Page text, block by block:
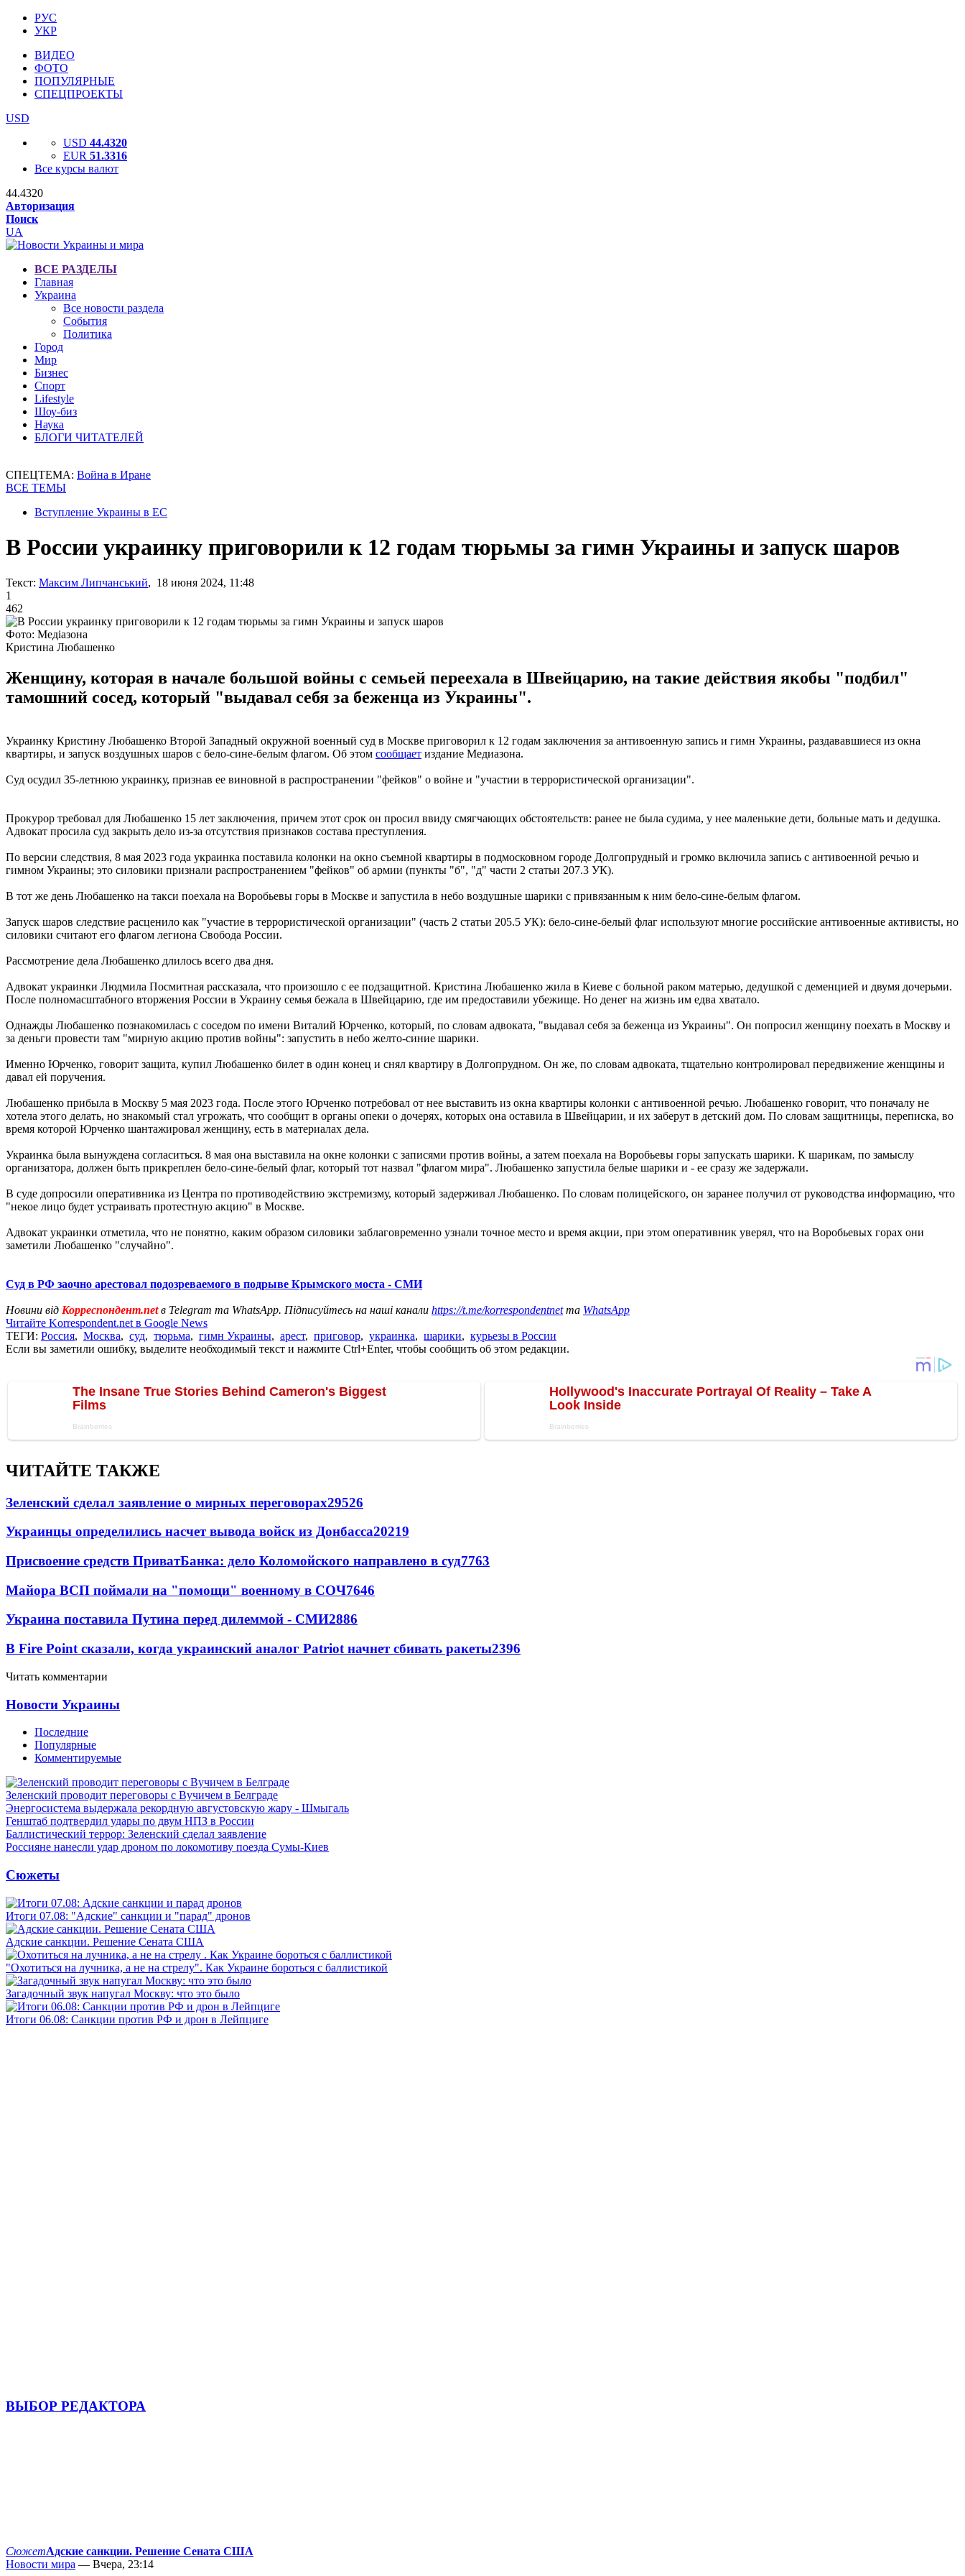
РУС
УКР
ВИДЕО
ФОТО
ПОПУЛЯРНЫЕ
СПЕЦПРОЕКТЫ
USD
USD 44.4320
EUR 51.3316
Все курсы валют
44.4320
Авторизация
Поиск
UA
ВСЕ РАЗДЕЛЫ
Главная
Украина
Все новости раздела
События
Политика
Город
Мир
Бизнес
Спорт
Lifestyle
Шоу-биз
Наука
БЛОГИ ЧИТАТЕЛЕЙ
СПЕЦТЕМА: Война в Иране
ВСЕ ТЕМЫ
Вступление Украины в ЕС
В России украинку приговорили к 12 годам тюрьмы за гимн Украины и запуск шаров
Текст: Максим Липчанський, 18 июня 2024, 11:48
1
462
Фото: Медіазона
Кристина Любашенко
Женщину, которая в начале большой войны с семьей переехала в Швейцарию, на такие действия якобы "подбил"
тамошний сосед, который "выдавал себя за беженца из Украины".
Украинку Кристину Любашенко Второй Западный окружной военный суд в Москве приговорил к 12 годам заключения за антивоенную запись и гимн Украины, раздававшиеся из окна
квартиры, и запуск воздушных шаров с бело-сине-белым флагом. Об этом сообщает издание Медиазона.
Суд осудил 35-летнюю украинку, признав ее виновной в распространении "фейков" о войне и "участии в террористической организации".
Прокурор требовал для Любашенко 15 лет заключения, причем этот срок он просил ввиду смягчающих обстоятельств: ранее не была судима, у нее маленькие дети, больные мать и дедушка.
Адвокат просила суд закрыть дело из-за отсутствия признаков состава преступления.
По версии следствия, 8 мая 2023 года украинка поставила колонки на окно съемной квартиры в подмосковном городе Долгопрудный и громко включила запись с антивоенной речью и
гимном Украины; это силовики признали распространением "фейков" об армии (пункты "б", "д" части 2 статьи 207.3 УК).
В тот же день Любашенко на такси поехала на Воробьевы горы в Москве и запустила в небо воздушные шарики с привязанным к ним бело-сине-белым флагом.
Запуск шаров следствие расценило как "участие в террористической организации" (часть 2 статьи 205.5 УК): бело-сине-белый флаг используют многие российские антивоенные активисты, но
силовики считают его флагом легиона Свобода России.
Рассмотрение дела Любашенко длилось всего два дня.
Адвокат украинки Людмила Посмитная рассказала, что произошло с ее подзащитной. Кристина Любашенко жила в Киеве с больной раком матерью, дедушкой с деменцией и двумя дочерьми.
После полномасштабного вторжения России в Украину семья бежала в Швейцарию, где им предоставили убежище. Но денег на жизнь им едва хватало.
Однажды Любашенко познакомилась с соседом по имени Виталий Юрченко, который, по словам адвоката, "выдавал себя за беженца из Украины". Он попросил женщину поехать в Москву и
за деньги провести там "мирную акцию против войны": запустить в небо желто-синие шарики.
Именно Юрченко, говорит защита, купил Любашенко билет в один конец и снял квартиру в Долгопрудном. Он же, по словам адвоката, тщательно контролировал передвижение женщины и
давал ей поручения.
Любашенко прибыла в Москву 5 мая 2023 года. После этого Юрченко потребовал от нее выставить из окна квартиры колонки с антивоенной речью. Любашенко говорит, что поначалу не
хотела этого делать, но знакомый стал угрожать, что сообщит в органы опеки о дочерях, которых она оставила в Швейцарии, и их заберут в детский дом. По словам защитницы, переписка, во
время которой Юрченко шантажировал женщину, есть в материалах дела.
Украинка была вынуждена согласиться. 8 мая она выставила на окне колонки с записями против войны, а затем поехала на Воробьевы горы запускать шарики. К шарикам, по замыслу
организатора, должен быть прикреплен бело-сине-белый флаг, который тот назвал "флагом мира". Любашенко запустила белые шарики и - ее сразу же задержали.
В суде допросили оперативника из Центра по противодействию экстремизму, который задерживал Любашенко. По словам полицейского, он заранее получил от руководства информацию, что
"некое лицо будет устраивать протестную акцию" в Москве.
Адвокат украинки отметила, что не понятно, каким образом силовики заблаговременно узнали точное место и время акции, при этом оперативник уверял, что на Воробьевых горах они
заметили Любашенко "случайно".
Суд в РФ заочно арестовал подозреваемого в подрыве Крымского моста - СМИ
Новини від Корреспондент.netв Telegram та WhatsApp. Підписуйтесь на наші канали https://t.me/korrespondentnetта WhatsApp
Читайте Korrespondent.net в Google News
ТЕГИ: Россия, Москва, суд, тюрьма, гимн Украины, арест, приговор, украинка, шарики, курьезы в России
Если вы заметили ошибку, выделите необходимый текст и нажмите Ctrl+Enter, чтобы сообщить об этом редакции.
ЧИТАЙТЕ ТАКЖЕ
Зеленский сделал заявление о мирных переговорах29526
Украинцы определились насчет вывода войск из Донбасса20219
Присвоение средств ПриватБанка: дело Коломойского направлено в суд7763
Майора ВСП поймали на "помощи" военному в СОЧ7646
Украина поставила Путина перед дилеммой - СМИ2886
В Fire Point сказали, когда украинский аналог Patriot начнет сбивать ракеты2396
Читать комментарии
Новости Украины
Последние
Популярные
Комментируемые
Зеленский проводит переговоры с Вучичем в Белграде
Энергосистема выдержала рекордную августовскую жару - Шмыгаль
Генштаб подтвердил удары по двум НПЗ в России
Баллистический террор: Зеленский сделал заявление
Россияне нанесли удар дроном по локомотиву поезда Сумы-Киев
Сюжеты
Итоги 07.08: "Адские" санкции и "парад" дронов
Адские санкции. Решение Сената США
"Охотиться на лучника, а не на стрелу". Как Украине бороться с баллистикой
Загадочный звук напугал Москву: что это было
Итоги 06.08: Санкции против РФ и дрон в Лейпциге
ВЫБОР РЕДАКТОРА
СюжетАдские санкции. Решение Сената США
Новости мира — Вчера, 23:14